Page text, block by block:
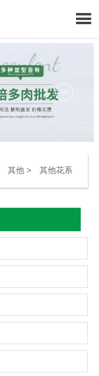

其他> 其他花系